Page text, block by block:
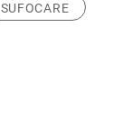
SUFOCARE